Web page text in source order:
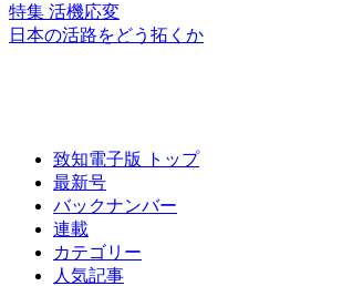
特集 活機応変
日本の活路をどう拓くか
致知電子版 トップ
最新号
バックナンバー
連載
カテゴリー
人気記事